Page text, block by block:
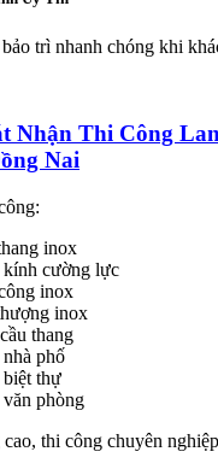
trì nhanh chóng khi
Nhận Thi Công
Nai
inox
cường lực
inox
inox
thang
phố
thự
phòng
thi công chuyên